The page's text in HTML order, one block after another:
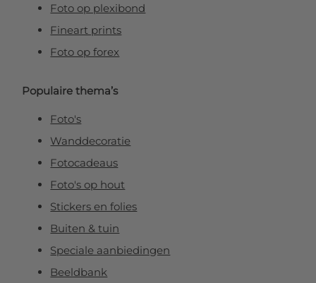
Foto op plexibond
Fineart prints
Foto op forex
Populaire thema’s
Foto's
Wanddecoratie
Fotocadeaus
Foto's op hout
Stickers en folies
Buiten & tuin
Speciale aanbiedingen
Beeldbank